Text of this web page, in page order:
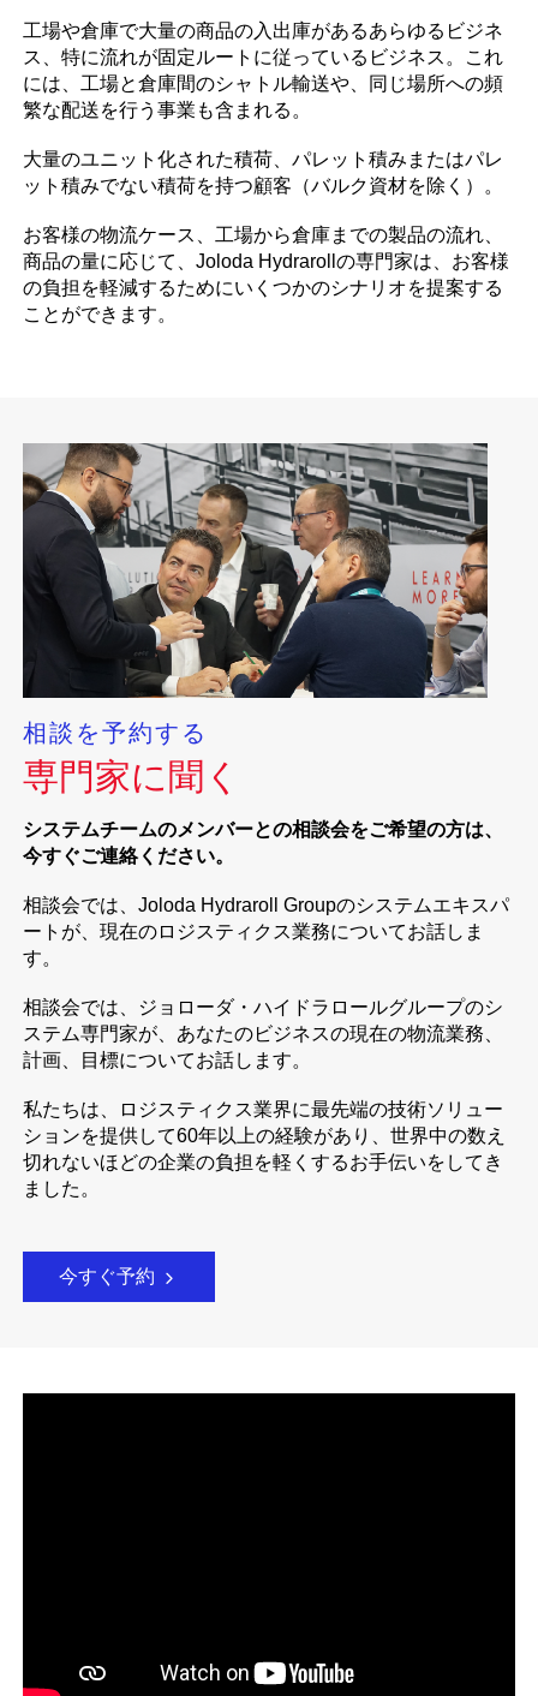
工場や倉庫で大量の商品の入出庫があるあらゆるビジネ
ス、特に流れが固定ルートに従っているビジネス。これ
には、工場と倉庫間のシャトル輸送や、同じ場所への頻
繁な配送を行う事業も含まれる。
大量のユニット化された積荷、パレット積みまたはパレ
ット積みでない積荷を持つ顧客（バルク資材を除く）。
お客様の物流ケース、工場から倉庫までの製品の流れ、
商品の量に応じて、Joloda Hydrarollの専門家は、お客様
の負担を軽減するためにいくつかのシナリオを提案する
ことができます。
相談を予約する
専門家に聞く
システムチームのメンバーとの相談会をご希望の方は、
今すぐご連絡ください。
相談会では、Joloda Hydraroll Groupのシステムエキスパ
ートが、現在のロジスティクス業務についてお話しま
す。
相談会では、ジョローダ・ハイドラロールグループのシ
ステム専門家が、あなたのビジネスの現在の物流業務、
計画、目標についてお話します。
私たちは、ロジスティクス業界に最先端の技術ソリュー
ションを提供して60年以上の経験があり、世界中の数え
切れないほどの企業の負担を軽くするお手伝いをしてき
ました。
今すぐ予約